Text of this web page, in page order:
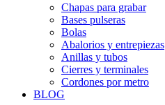
Chapas para grabar
Bases pulseras
Bolas
Abalorios y entrepiezas
Anillas y tubos
Cierres y terminales
Cordones por metro
BLOG